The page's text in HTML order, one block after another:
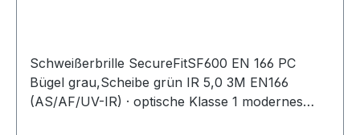
Schweißerbrille SecureFitSF600 EN 166 PC
Bügel grau,Scheibe grün IR 5,0 3M EN166
(AS/AF/UV-IR) · optische Klasse 1 modernes